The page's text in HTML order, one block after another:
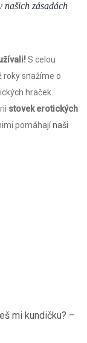
našich zásadách
S celou
roky snažíme o
hraček.
stovek erotických
pomáhajínaši
mi kundičku? –